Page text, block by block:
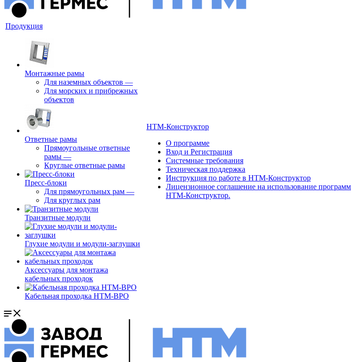
Продукция
Монтажные рамы
Для наземных объектов —
Для морских и прибрежных
объектов
Ответные рамы
Прямоугольные ответные
рамы —
Круглые ответные рамы
Пресс-блоки
Для прямоугольных рам —
Для круглых рам
Транзитные модули
Глухие модули и модули-заглушки
Аксессуары для монтажа
кабельных проходок
Кабельная проходка НТМ-ВРО
НТМ-Конструктор
О программе
Вход и Регистрация
Системные требования
Техническая поддержка
Инструкция по работе в НТМ-Конструктор
Лицензионное соглашение на использование
НТМ-Конструктор.